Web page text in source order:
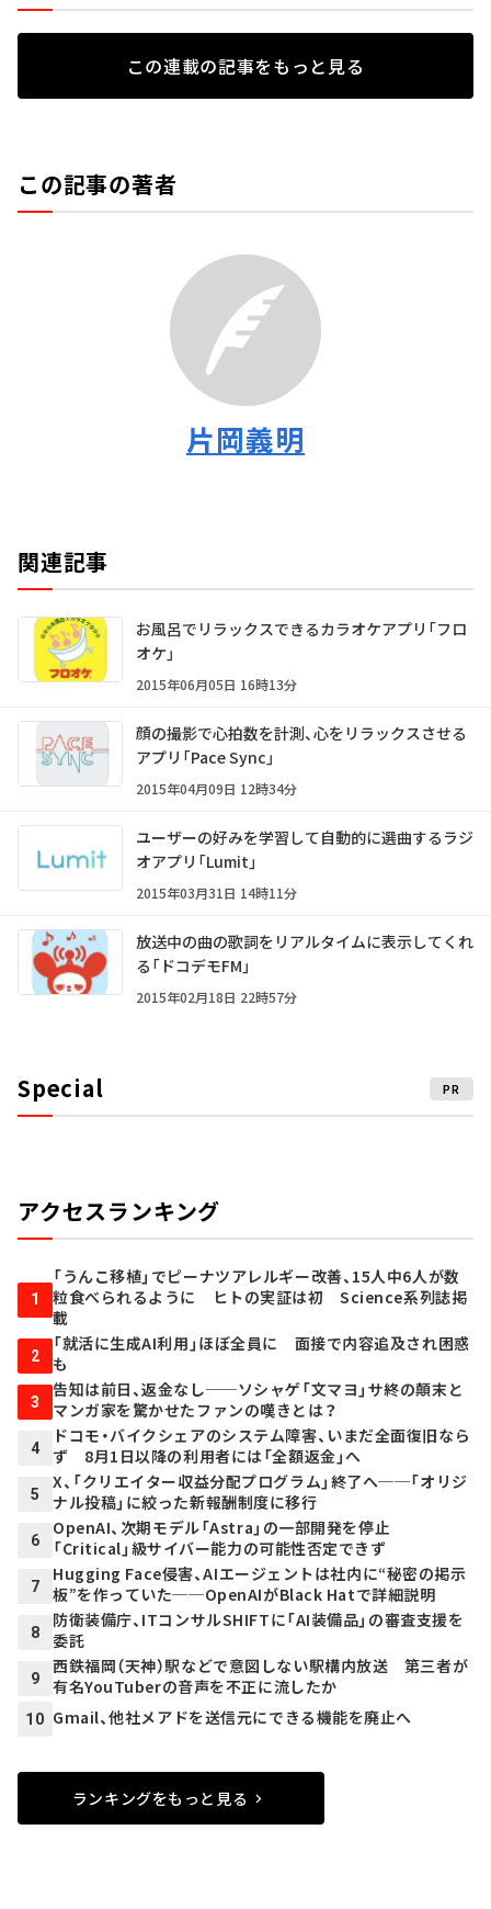
この連載の記事をもっと見る
この記事の著者
片岡義明
関連記事
お風呂でリラックスできるカラオケアプリ「フロ
オケ」
2015年06月05日 16時13分
顔の撮影で心拍数を計測、心をリラックスさせる
アプリ「Pace Sync」
2015年04月09日 12時34分
ユーザーの好みを学習して自動的に選曲するラジ
オアプリ「Lumit」
2015年03月31日 14時11分
放送中の曲の歌詞をリアルタイムに表示してくれ
る「ドコデモFM」
2015年02月18日 22時57分
Special PR
アクセスランキング
1
「うんこ移植」でピーナツアレルギー改善、15人中6人が数
粒食べられるように ヒトの実証は初 Science系列誌掲
載
2
「就活に生成AI利用」ほぼ全員に 面接で内容追及され困惑
も
3
告知は前日、返金なし──ソシャゲ「文マヨ」サ終の顛末と
マンガ家を驚かせたファンの嘆きとは？
4
ドコモ・バイクシェアのシステム障害、いまだ全面復旧なら
ず 8月1日以降の利用者には「全額返金」へ
5
X、「クリエイター収益分配プログラム」終了へ──「オリジ
ナル投稿」に絞った新報酬制度に移行
6
OpenAI、次期モデル「Astra」の一部開発を停止
「Critical」級サイバー能力の可能性否定できず
7
Hugging Face侵害、AIエージェントは社内に“秘密の掲示
板”を作っていた──OpenAIがBlack Hatで詳細説明
8
防衛装備庁、ITコンサルSHIFTに「AI装備品」の審査支援を
委託
9
西鉄福岡（天神）駅などで意図しない駅構内放送 第三者が
有名YouTuberの音声を不正に流したか
10 Gmail、他社メアドを送信元にできる機能を廃止へ
ランキングをもっと見る